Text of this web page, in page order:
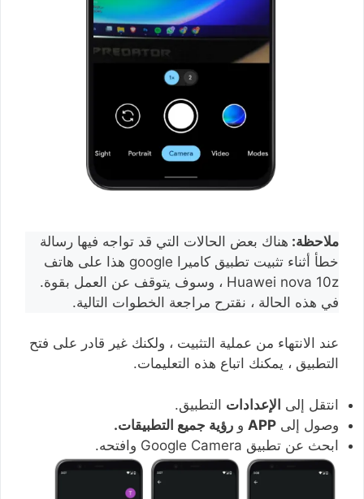
ملاحظة: هناك بعض الحالات التي قد تواجه فيها رسالة
خطأ أثناء تثبيت تطبيق كاميرا google هذا على هاتف
Huawei nova 10z ، وسوف يتوقف عن العمل بقوة.
في هذه الحالة ، نقترح مراجعة الخطوات التالية.
عند الانتهاء من عملية التثبيت ، ولكنك غير قادر على فتح
التطبيق ، يمكنك اتباع هذه التعليمات.
انتقل إلى الإعدادات التطبيق.
وصول إلى APP و رؤية جميع التطبيقات.
ابحث عن تطبيق Google Camera وافتحه.